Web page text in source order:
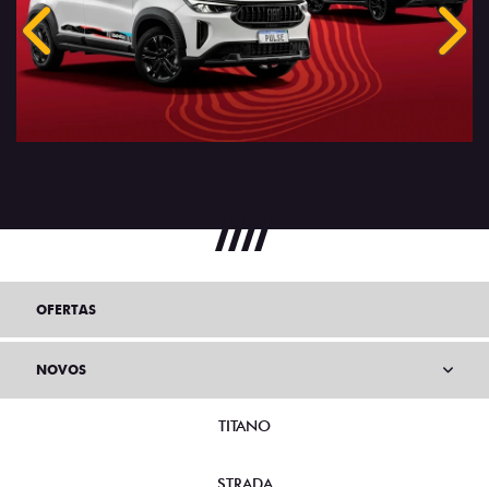
Anterior
OFERTAS
NOVOS
TITANO